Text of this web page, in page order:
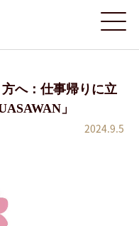
へ：仕事帰りに立
」
2024.9.5